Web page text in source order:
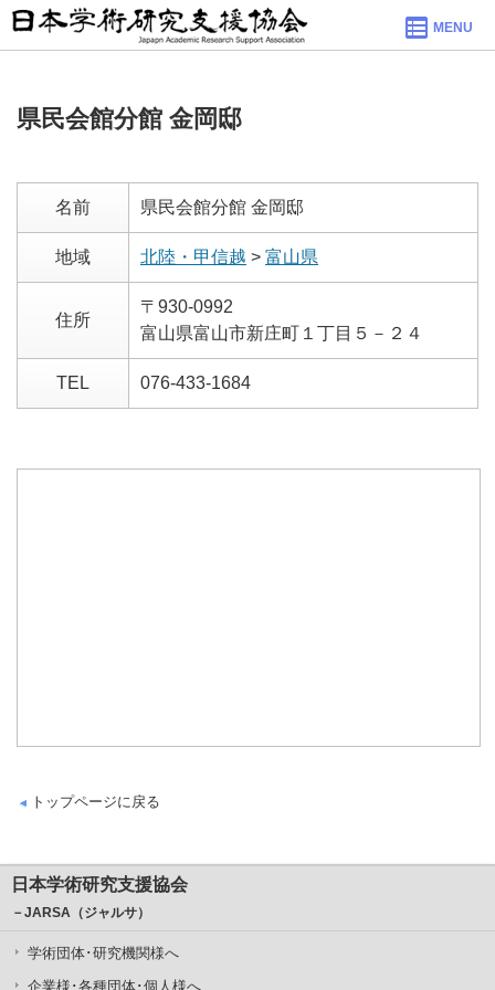
MENU
県民会館分館 金岡邸
名前 県民会館分館 金岡邸
地域 北陸・甲信越 > 富山県
住所
〒930-0992
富山県富山市新庄町１丁目５－２４
TEL 076-433-1684
トップページに戻る
日本学術研究支援協会
－JARSA（ジャルサ）
学術団体･研究機関様へ
企業様･各種団体･個人様へ